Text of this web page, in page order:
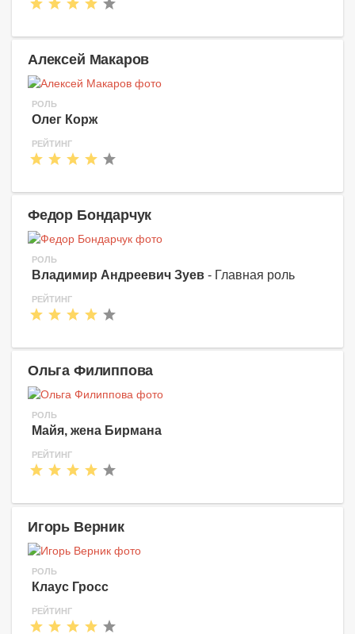
Алексей Макаров
РОЛЬ
Олег Корж
РЕЙТИНГ
Федор Бондарчук
РОЛЬ
Владимир Андреевич Зуев - Главная роль
РЕЙТИНГ
Ольга Филиппова
РОЛЬ
Майя, жена Бирмана
РЕЙТИНГ
Игорь Верник
РОЛЬ
Клаус Гросс
РЕЙТИНГ